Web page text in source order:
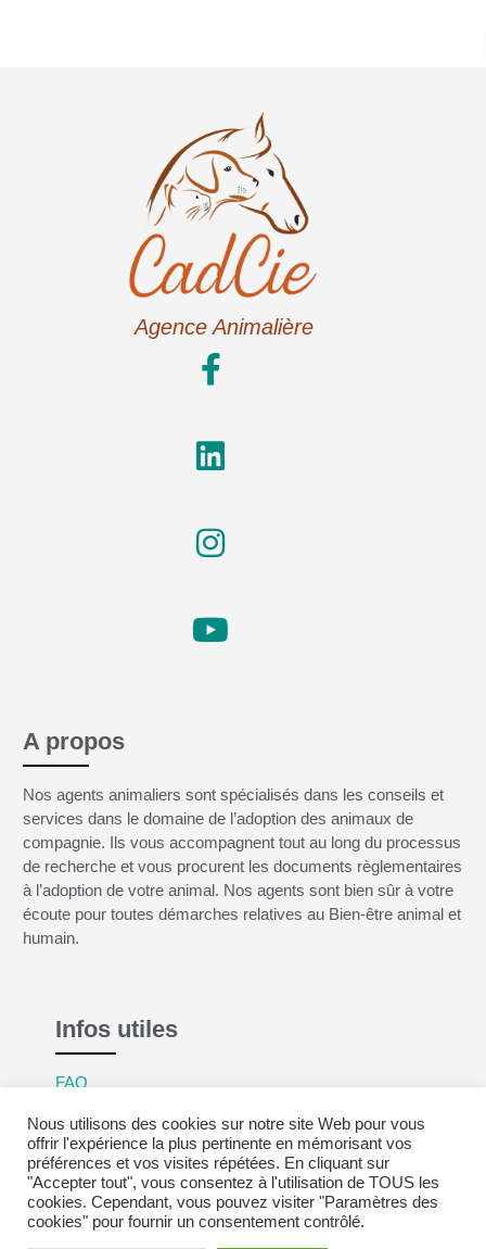
Agence Animalière
A propos
Nos agents animaliers sont spécialisés dans les conseils et
services dans le domaine de l’adoption des animaux de
compagnie. Ils vous accompagnent tout au long du processus
de recherche et vous procurent les documents règlementaires
à l’adoption de votre animal. Nos agents sont bien sûr à votre
écoute pour toutes démarches relatives au Bien-être animal et
humain.
Infos utiles
FAQ
Politique de confidentialité
CGV
Nous utilisons des cookies sur notre site Web pour vous
offrir l'expérience la plus pertinente en mémorisant vos
préférences et vos visites répétées. En cliquant sur
"Accepter tout", vous consentez à l'utilisation de TOUS les
cookies. Cependant, vous pouvez visiter "Paramètres des
cookies" pour fournir un consentement contrôlé.